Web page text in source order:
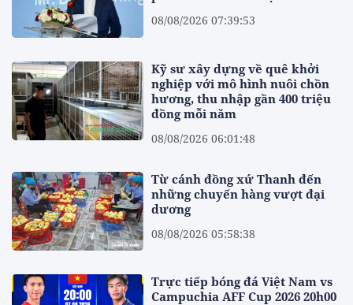
08/08/2026 07:39:53
Kỹ sư xây dựng về quê khởi
nghiệp với mô hình nuôi chồn
hương, thu nhập gần 400 triệu
đồng mỗi năm
08/08/2026 06:01:48
Từ cánh đồng xứ Thanh đến
những chuyến hàng vượt đại
dương
08/08/2026 05:58:38
Trực tiếp bóng đá Việt Nam vs
Campuchia AFF Cup 2026 20h00